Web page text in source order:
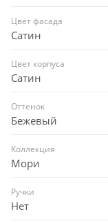
Цвет фасада
Сатин
Цвет корпуса
Сатин
Оттенок
Бежевый
Коллекция
Мори
Ручки
Нет